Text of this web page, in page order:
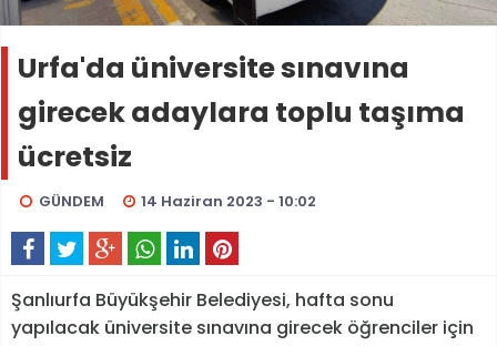
Urfa'da üniversite sınavına
girecek adaylara toplu taşıma
ücretsiz
GÜNDEM 14 Haziran 2023 - 10:02
Şanlıurfa Büyükşehir Belediyesi, hafta sonu
yapılacak üniversite sınavına girecek öğrenciler için